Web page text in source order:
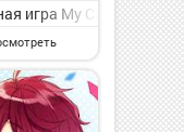
2024 на
игра My Cafe Shop :